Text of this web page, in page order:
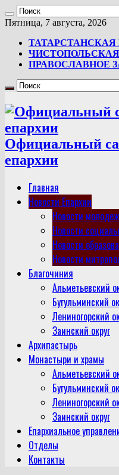
Пятница, 7 августа, 2026
ПРАВОСЛАВНОЕ
Официальный
епархии
Главная
Новости Епархии
Новости
Новости
Новости
Новости
Благочиния
Альметьевский
Бугульминский
Лениногорский
Заинский округ
Архипастырь
Монастыри и храмы
Альметьевский
Бугульминский
Лениногорский
Заинский округ
Епархиальное
Отделы
Контакты